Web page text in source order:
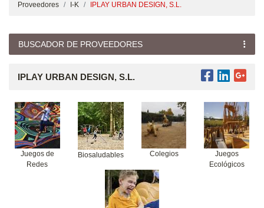
Proveedores I-K IPLAY URBAN DESIGN, S.L.
BUSCADOR DE PROVEEDORES
IPLAY URBAN DESIGN, S.L.
Juegos de
Redes
Biosaludables Colegios
Juegos
Ecológicos